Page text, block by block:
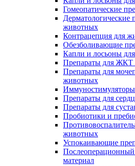
Гомеопатические
Дерматологические
животных
Контрацепция для
Обезболивающие
Капли и лосьоны
Препараты для ЖКТ
Препараты для
животных
Препараты для
Препараты для
Пробиотики и
животных
Успокаивающие
материал